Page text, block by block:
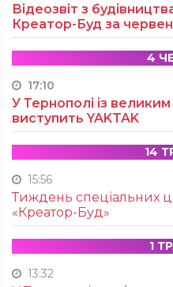
Відеозвіт з
Креатор-Буд за
4
17:10
У Тернополі із
виступить YAKTAK
14
15:56
Тиждень спеціальних
«Креатор-Буд»
1
13:32